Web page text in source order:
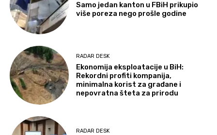
Samo jedan kanton u FBiH prikupio
više poreza nego prošle godine
RADAR DESK
Ekonomija eksploatacije u BiH:
Rekordni profiti kompanija,
minimalna korist za građane i
nepovratna šteta za prirodu
RADAR DESK